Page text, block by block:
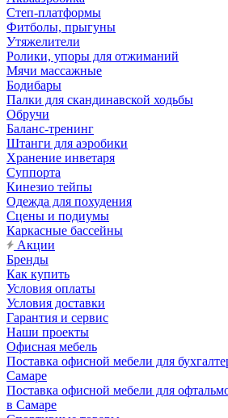
Степ-платформы
Фитболы, прыгуны
Утяжелители
Ролики, упоры для отжиманий
Мячи массажные
Бодибары
Палки для скандинавской ходьбы
Обручи
Баланс-тренинг
Штанги для аэробики
Хранение инветаря
Суппорта
Кинезио тейпы
Одежда для похудения
Сцены и подиумы
Каркасные бассейны
Акции
Бренды
Как купить
Условия оплаты
Условия доставки
Гарантия и сервис
Наши проекты
Офисная мебель
Поставка офисной мебели для
Самаре
Поставка офисной мебели для
в Самаре